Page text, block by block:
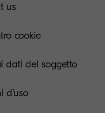
us
cookie
dati del soggetto
d’uso